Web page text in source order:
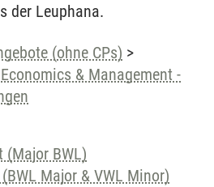
der Leuphana.
(ohne CPs) >
& Management -
BWL)
Major & VWL Minor)